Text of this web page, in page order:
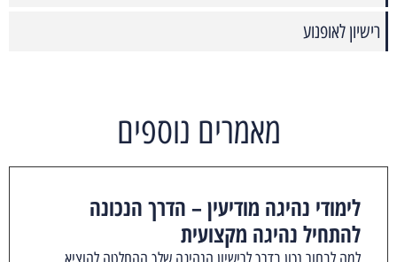
רישיון לאופנוע
מאמרים נוספים
לימודי נהיגה מודיעין – הדרך הנכונה
להתחיל נהיגה מקצועית